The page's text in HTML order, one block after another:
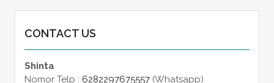
CONTACT US
Shinta
Nomor Telp : 6282297675557(Whatsapp)